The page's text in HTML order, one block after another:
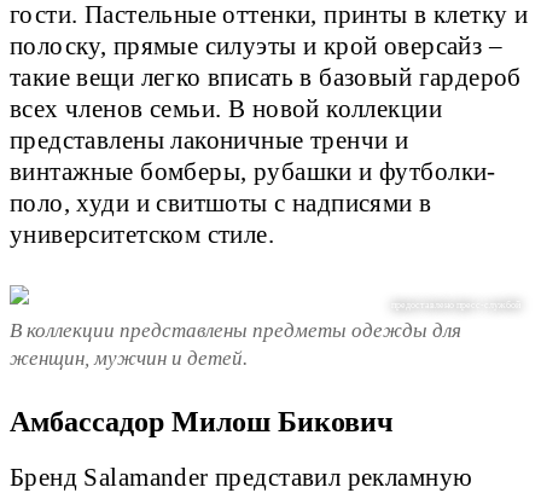
гости. Пастельные оттенки, принты в клетку и
полоску, прямые силуэты и крой оверсайз –
такие вещи легко вписать в базовый гардероб
всех членов семьи. В новой коллекции
представлены лаконичные тренчи и
винтажные бомберы, рубашки и футболки-
поло, худи и свитшоты с надписями в
университетском стиле.
предоставлено пресс-службой
В коллекции представлены предметы одежды для
женщин, мужчин и детей.
Амбассадор Милош Бикович
Бренд Salamander представил рекламную